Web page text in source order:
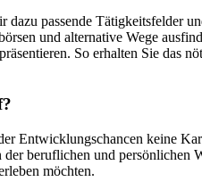
passende Tätigkeitsfelder
und alternative Wege
So erhalten Sie das
Entwicklungschancen keine
beruflichen und
möchten.